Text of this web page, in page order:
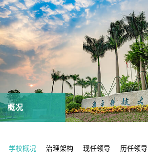
概况
学校概况 治理架构 现任领导 历任领导